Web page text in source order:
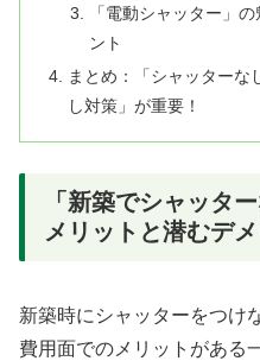
「電動シャッター」
ント
まとめ：「シャッターな
し対策」が重要！
「新築でシャッタ
メリットと潜むデ
新築時にシャッターをつけ
費用面でのメリットがある